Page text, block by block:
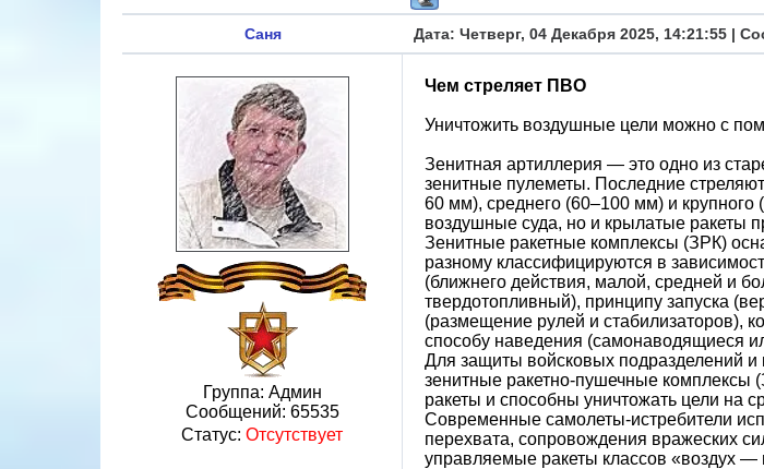
Саня Дата: Четверг, 04 Декабря 2025, 14:21:55 |
Группа: Админ
Сообщений: 65535
Статус: Отсутствует
Чем стреляет ПВО
Уничтожить воздушные цели можно с
Зенитная артиллерия — это одно из
зенитные пулеметы. Последние
60 мм), среднего (60–100 мм) и
воздушные суда, но и крылатые ракеты
Зенитные ракетные комплексы (ЗРК)
разному классифицируются в
(ближнего действия, малой, средней и
твердотопливный), принципу запуска
(размещение рулей и стабилизаторов),
способу наведения (самонаводящиеся
Для защиты войсковых подразделений и
зенитные ракетно-пушечные
ракеты и способны уничтожать цели на
Современные самолеты-истребители
перехвата, сопровождения вражеских
управляемые ракеты классов «воздух